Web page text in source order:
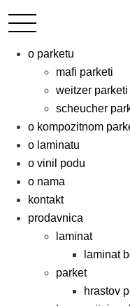
o parketu
mafi parketi
weitzer parketi
scheucher
o kompozitnom
o laminatu
o vinil podu
o nama
kontakt
prodavnica
laminat
laminat
parket
hrastov